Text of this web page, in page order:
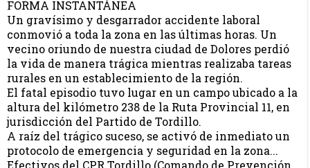
FORMA INSTANTÁNEA
​Un gravísimo y desgarrador accidente laboral
conmovió a toda la zona en las últimas horas. Un
vecino oriundo de nuestra ciudad de Dolores perdió
la vida de manera trágica mientras realizaba tareas
rurales en un establecimiento de la región.
​El fatal episodio tuvo lugar en un campo ubicado a la
altura del kilómetro 238 de la Ruta Provincial 11, en
jurisdicción del Partido de Tordillo.
A raíz del trágico suceso, se activó de inmediato un
protocolo de emergencia y seguridad en la zona...
Efectivos del CPR Tordillo (Comando de Prevención